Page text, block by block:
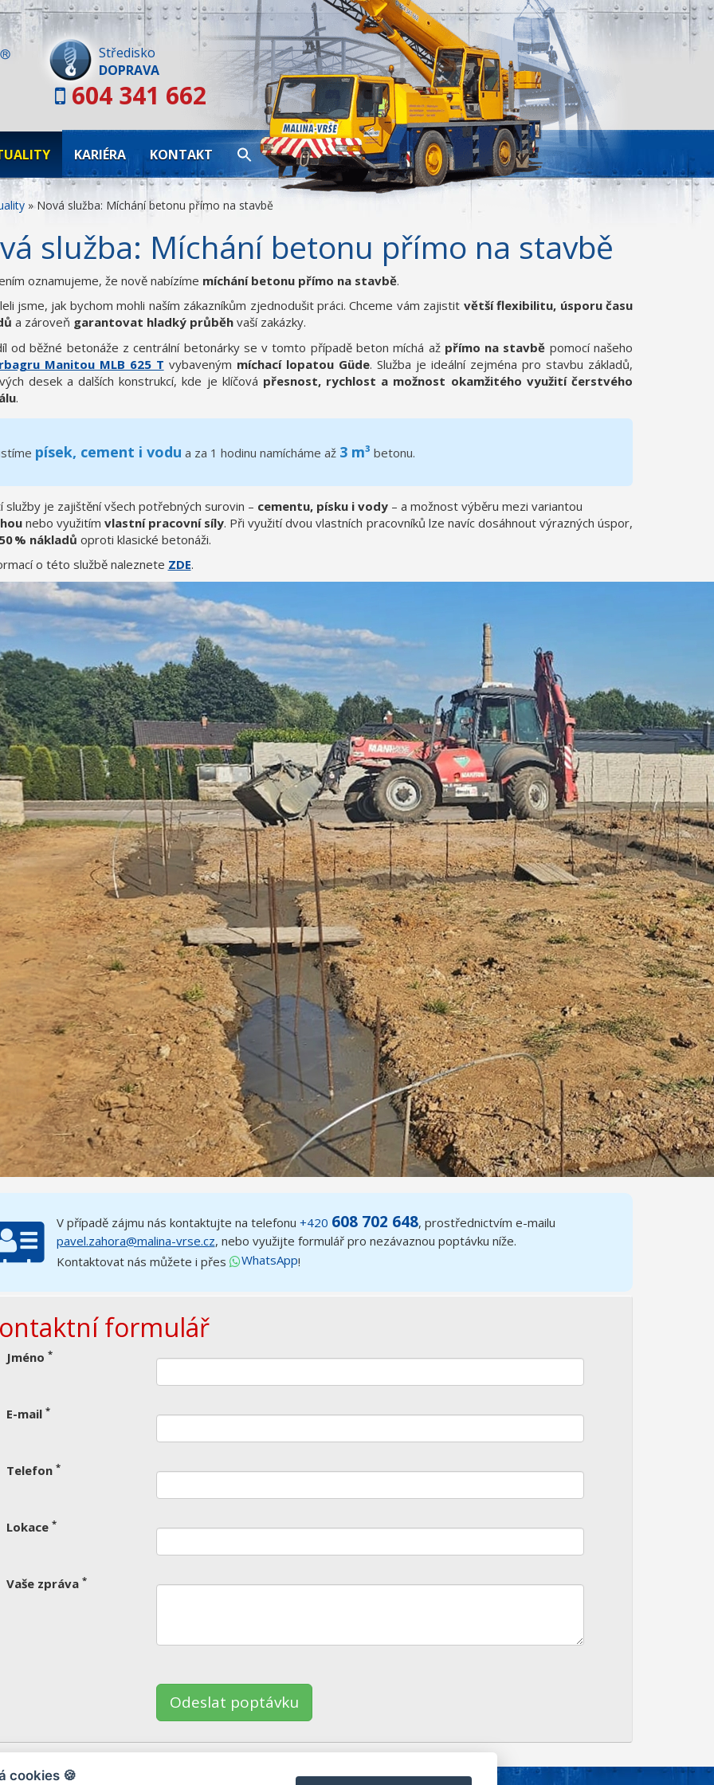
Středisko
DOPRAVA
604 341 662
Skip
to
content
KARIÉRA KONTAKT
» Nová služba: Míchání betonu přímo na stavbě
služba: Míchání betonu přímo na stavbě
oznamujeme, že nově nabízíme míchání betonu přímo na stavbě.
jsme, jak bychom mohli naším zákazníkům zjednodušit práci. Chceme vám zajistit větší flexibilitu, úsporu času
a zároveň garantovat hladký průběhvaší zakázky.
od běžné betonáže z centrální betonárky se v tomto případě beton míchá ažpřímo na stavbě pomocí našeho
Manitou MLB 625 T vybaveným míchací lopatou Güde. Služba je ideální zejména pro stavbu základů,
desek a dalších konstrukcí, kde je klíčová přesnost, rychlost a možnost okamžitého využití čerstvého
.
písek, cement i vodu a za 1 hodinu namícháme až 3 m³ betonu.
služby je zajištění všech potřebných surovin – cementu, písku i vody– a možnost výběru mezi variantou
nebo využitím vlastní pracovní síly. Při využití dvou vlastních pracovníků lze navíc dosáhnout výrazných úspor,
% nákladů oproti klasické betonáži.
o této službě naleznete ZDE.
V případě zájmu nás kontaktujte na telefonu +420 608 702 648, prostřednictvím e-mailu
pavel.zahora@malina-vrse.cz, nebo využijte formulář pro nezávaznou poptávku níže.
Kontaktovat nás můžete i přes
WhatsApp!
formulář
Jméno *
E-mail *
Telefon *
Lokace *
Vaše zpráva *
cookies 🍪